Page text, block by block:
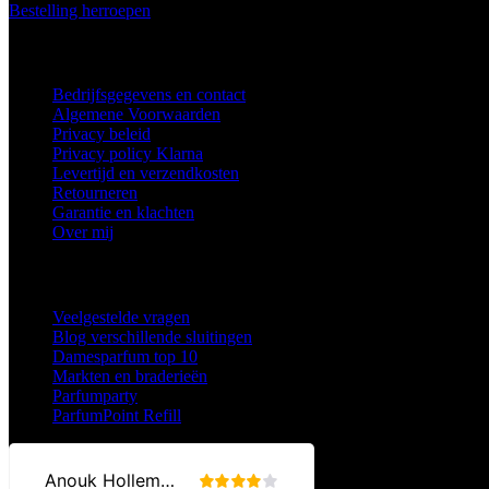
Bestelling herroepen
Bedrijfsgegevens en contact
Algemene Voorwaarden
Privacy beleid
Privacy policy Klarna
Levertijd en verzendkosten
Retourneren
Garantie en klachten
Over mij
Veelgestelde vragen
Blog verschillende sluitingen
Damesparfum top 10
Markten en braderieën
Parfumparty
ParfumPoint Refill